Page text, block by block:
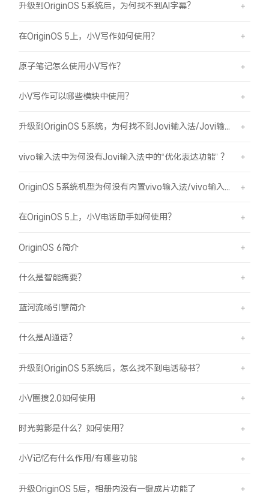
升级到OriginOS 5系统后，为何找不到AI字幕？
在OriginOS 5上，小V写作如何使用？
原子笔记怎么使用小V写作？
小V写作可以哪些模块中使用？
升级到OriginOS 5系统，为何找不到Jovi输入法/Jovi输入法Pro？
vivo输入法中为何没有Jovi输入法中的“优化表达功能” ？
在OriginOS 5上，小V电话助手如何使用？
OriginOS 6简介
什么是智能摘要？
蓝河流畅引擎简介
什么是AI通话？
升级到OriginOS 5系统后，怎么找不到电话秘书？
小V圈搜2.0如何使用
时光剪影是什么？如何使用？
小V记忆有什么作用/有哪些功能
升级OriginOS 5后，相册内没有一键成片功能了